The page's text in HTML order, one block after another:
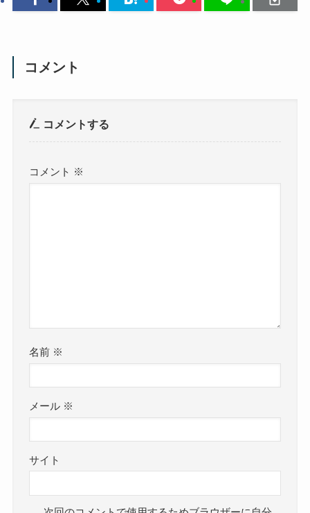
コメント
コメントする
コメント ※
名前 ※
メール ※
サイト